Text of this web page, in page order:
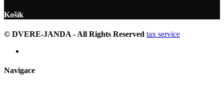
Košík
© DVERE-JANDA - All Rights Reserved tax service
Navigace